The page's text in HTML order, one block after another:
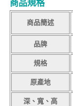
商品規格
商品簡述
品牌
規格
原產地
深、寬、高